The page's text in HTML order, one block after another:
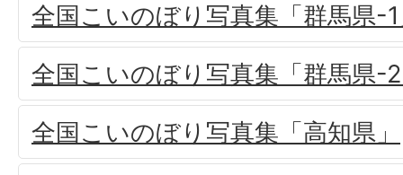
全国こいのぼり写真集「群馬県-
全国こいのぼり写真集「群馬県-
全国こいのぼり写真集「高知県」